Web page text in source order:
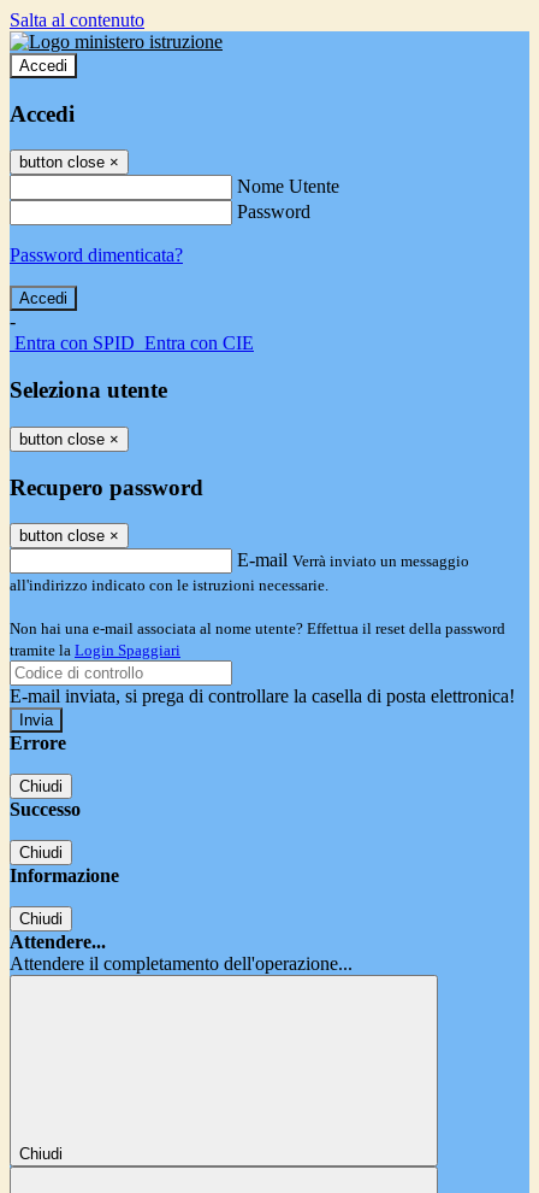
Salta al contenuto
Accedi
Accedi
button close ×
Nome Utente
Password
Password dimenticata?
-
Entra con SPID Entra con CIE
Seleziona utente
button close ×
Recupero password
button close ×
E-mail Verrà inviato un messaggio
all'indirizzo indicato con le istruzioni necessarie.
Non hai una e-mail associata al nome utente? Effettua il reset della password
tramite la Login Spaggiari
E-mail inviata, si prega di controllare la casella di posta elettronica!
Errore
Chiudi
Successo
Chiudi
Informazione
Chiudi
Attendere...
Attendere il completamento dell'operazione...
Chiudi